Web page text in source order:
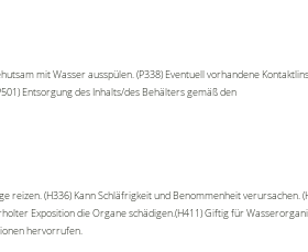
mit Wasser ausspülen. (P338) Eventuell vorhandene
Entsorgung des Inhalts/des Behälters gemäß den
reizen. (H336) Kann Schläfrigkeit und Benommenheit verursachen.
Exposition die Organe schädigen.(H411) Giftig für
hervorrufen.